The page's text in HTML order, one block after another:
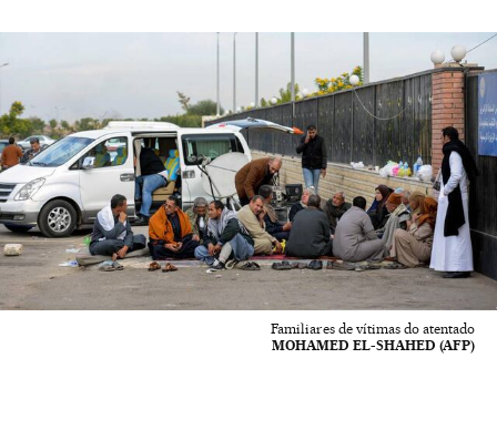
Familiares de vítimas do atentado
MOHAMED EL-SHAHED (AFP)